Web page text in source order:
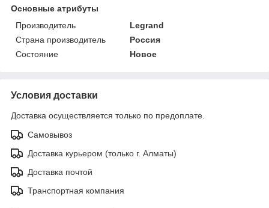
Основные атрибуты
Производитель
Legrand
Страна производитель
Россия
Состояние
Новое
Условия доставки
Доставка осуществляется только по предоплате.
Самовывоз
Доставка курьером (только г. Алматы)
Доставка почтой
Транспортная компания